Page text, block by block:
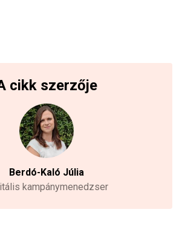
cikk szerzője
Berdó-Kaló Júlia
kampánymenedzser